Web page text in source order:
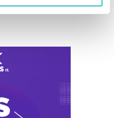
celebra 5